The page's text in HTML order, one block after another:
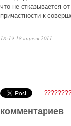
что не отказывается
причастности к
18:19 18 апреля 2011
????????
комментариев